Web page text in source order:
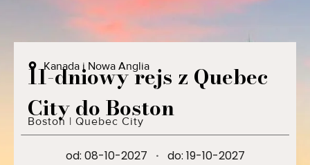
Kanada i Nowa Anglia
11-dniowy rejs z Quebec
City do Boston
Boston | Quebec City
od: 08-10-2027 · do: 19-10-2027